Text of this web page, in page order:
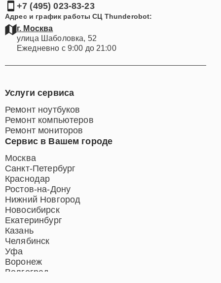
+7 (495) 023-83-23
Адрес и график работы СЦ Thunderobot:
г. Москва
улица Шаболовка, 52
Ежедневно с 9:00 до 21:00
Сервис в Вашем городе
Москва
Санкт-Петербург
Краснодар
Ростов-на-Дону
Нижний Новгород
Новосибирск
Екатеринбург
Казань
Челябинск
Уфа
Воронеж
Волгоград
Услуги сервиса
Ремонт ноутбуков
Ремонт компьютеров
Ремонт мониторов